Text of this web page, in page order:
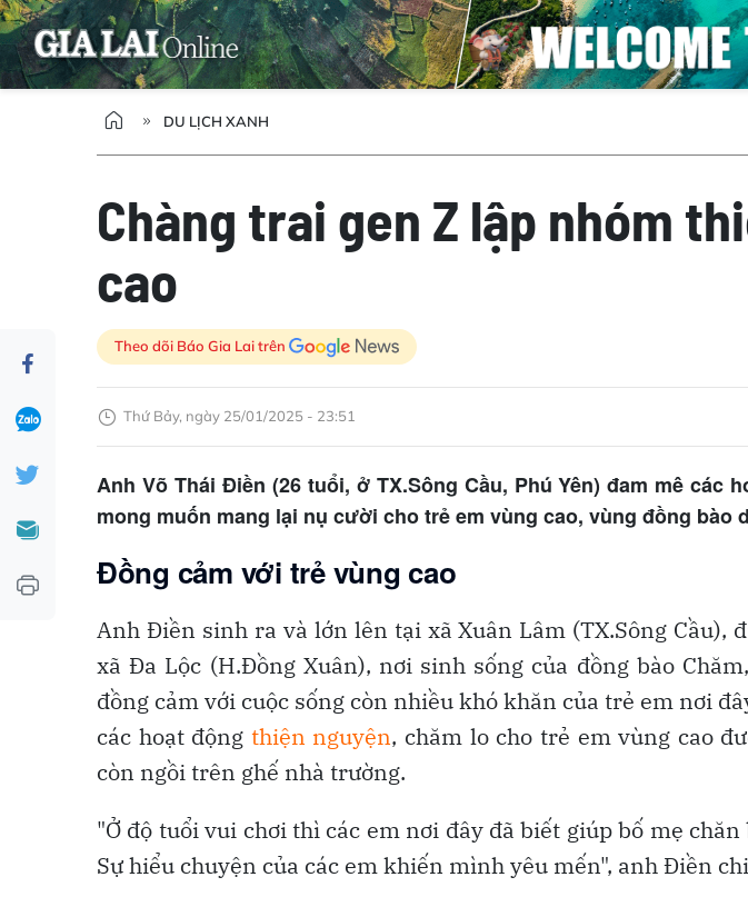
DU LỊCH XANH
Chàng trai gen Z lập nhóm
cao
Theo dõi Báo Gia Lai trên
Thứ Bảy, ngày 25/01/2025 - 23:51
Anh Võ Thái Điền (26 tuổi, ở TX.Sông Cầu, Phú Yên) đam mê các
mong muốn mang lại nụ cười cho trẻ em vùng cao, vùng đồng bào
Đồng cảm với trẻ vùng cao
Anh Điền sinh ra và lớn lên tại xã Xuân Lâm (TX.Sông Cầu),
xã Đa Lộc (H.Đồng Xuân), nơi sinh sống của đồng bào
đồng cảm với cuộc sống còn nhiều khó khăn của trẻ em nơi
các hoạt động thiện nguyện, chăm lo cho trẻ em vùng cao
còn ngồi trên ghế nhà trường.
"Ở độ tuổi vui chơi thì các em nơi đây đã biết giúp bố mẹ chăn
Sự hiểu chuyện của các em khiến mình yêu mến", anh Điền